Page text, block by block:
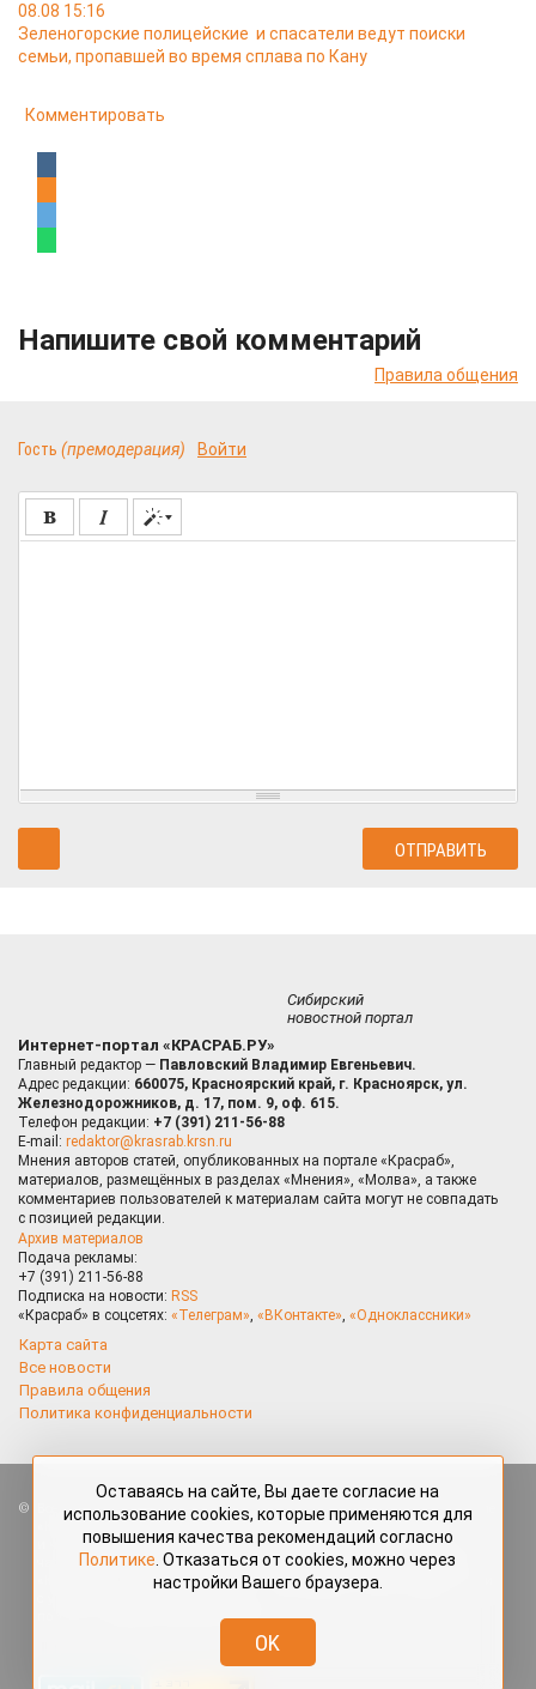
08.08 15:16
Зеленогорские полицейские и спасатели ведут поиски
семьи, пропавшей во время сплава по Кану
Комментировать
Напишите свой комментарий
Правила общения
Гость (премодерация) Войти
Сибирский
новостной портал
Интернет-портал «КРАСРАБ.РУ»
Главный редактор — Павловский Владимир Евгеньевич.
Адрес редакции: 660075, Красноярский край, г. Красноярск, ул.
Железнодорожников, д. 17, пом. 9, оф. 615.
Телефон редакции: +7 (391) 211-56-88
E-mail: redaktor@krasrab.krsn.ru
Мнения авторов статей, опубликованных на портале «Красраб»,
материалов, размещённых в разделах «Мнения», «Молва», а также
комментариев пользователей к материалам сайта могут не совпадать
с позицией редакции.
Архив материалов
Подача рекламы:
+7 (391) 211-56-88
Подписка на новости: RSS
«Красраб» в соцсетях: «Телеграм», «ВКонтакте», «Одноклассники»
Карта сайта
Все новости
Правила общения
Политика конфиденциальности
Все права защищены. Любые материалы, размещённые на портале
«Красраб.ру» сотрудниками редакции, нештатными авторами
и читателями, являются объектами авторского права. Полное или
частичное использование материалов, размещённых на портале
«Красраб.ру», допускается только с письменного согласия редакции
redaktor@krasrab.krsn.ru.
Оставаясь на сайте, Вы даете согласие на
использование cookies, которые применяются для
повышения качества рекомендаций согласно
Политике . Отказаться от cookies, можно через
настройки Вашего браузера.
OK